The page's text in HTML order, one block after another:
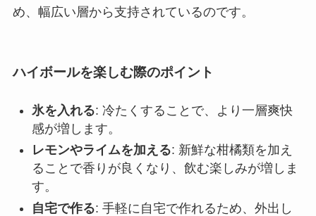
め、幅広い層から支持されているのです。
ハイボールを楽しむ際のポイント
氷を入れる: 冷たくすることで、より一層爽快
感が増します。
レモンやライムを加える: 新鮮な柑橘類を加え
ることで香りが良くなり、飲む楽しみが増しま
す。
自宅で作る: 手軽に自宅で作れるため、外出し